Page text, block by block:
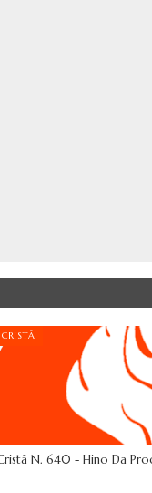
N. 640 - Hino Da